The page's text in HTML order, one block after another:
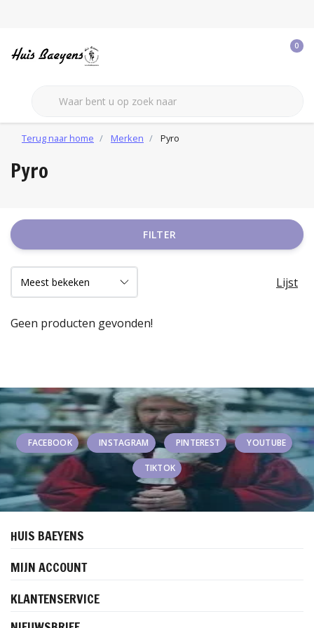
0
Terug naar home Merken Pyro
Pyro
FILTER
Lijst
Geen producten gevonden!
FACEBOOK INSTAGRAM PINTEREST YOUTUBE
TIKTOK
HUIS BAEYENS
MIJN ACCOUNT
KLANTENSERVICE